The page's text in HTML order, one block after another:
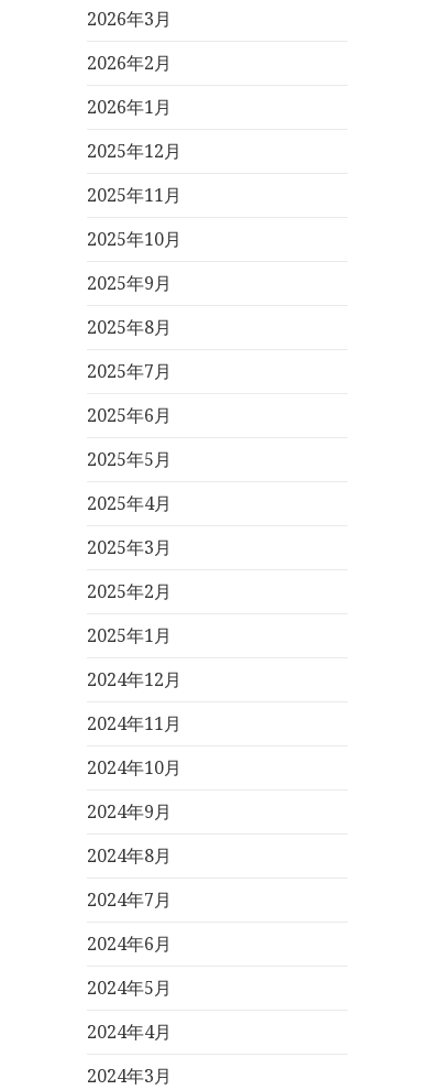
2026年3月
2026年2月
2026年1月
2025年12月
2025年11月
2025年10月
2025年9月
2025年8月
2025年7月
2025年6月
2025年5月
2025年4月
2025年3月
2025年2月
2025年1月
2024年12月
2024年11月
2024年10月
2024年9月
2024年8月
2024年7月
2024年6月
2024年5月
2024年4月
2024年3月